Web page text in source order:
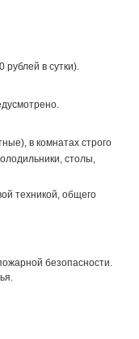
рублей в сутки).
в комнатах строго
столы,
техникой, общего
безопасности.